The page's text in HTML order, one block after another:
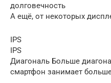
долговечность
А ещё, от некоторых
IPS
IPS
Диагональ Больше
смартфон занимает